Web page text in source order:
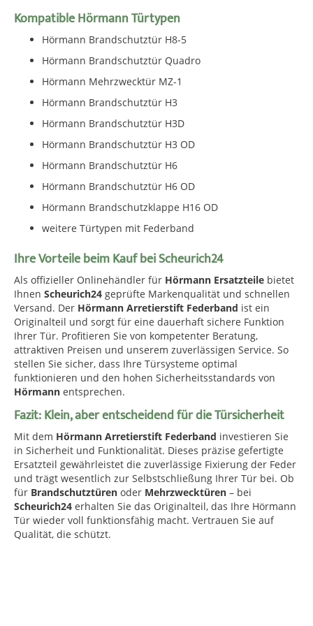
Kompatible Hörmann Türtypen
Hörmann Brandschutztür H8-5
Hörmann Brandschutztür Quadro
Hörmann Mehrzwecktür MZ-1
Hörmann Brandschutztür H3
Hörmann Brandschutztür H3D
Hörmann Brandschutztür H3 OD
Hörmann Brandschutztür H6
Hörmann Brandschutztür H6 OD
Hörmann Brandschutzklappe H16 OD
weitere Türtypen mit Federband
Ihre Vorteile beim Kauf bei Scheurich24
Als offizieller Onlinehändler für Hörmann Ersatzteile bietet
Ihnen Scheurich24 geprüfte Markenqualität und schnellen
Versand. Der Hörmann Arretierstift Federband ist ein
Originalteil und sorgt für eine dauerhaft sichere Funktion
Ihrer Tür. Profitieren Sie von kompetenter Beratung,
attraktiven Preisen und unserem zuverlässigen Service. So
stellen Sie sicher, dass Ihre Türsysteme optimal
funktionieren und den hohen Sicherheitsstandards von
Hörmann entsprechen.
Fazit: Klein, aber entscheidend für die Türsicherheit
Mit dem Hörmann Arretierstift Federband investieren Sie
in Sicherheit und Funktionalität. Dieses präzise gefertigte
Ersatzteil gewährleistet die zuverlässige Fixierung der Feder
und trägt wesentlich zur Selbstschließung Ihrer Tür bei. Ob
für Brandschutztüren oder Mehrzwecktüren – bei
Scheurich24 erhalten Sie das Originalteil, das Ihre Hörmann
Tür wieder voll funktionsfähig macht. Vertrauen Sie auf
Qualität, die schützt.